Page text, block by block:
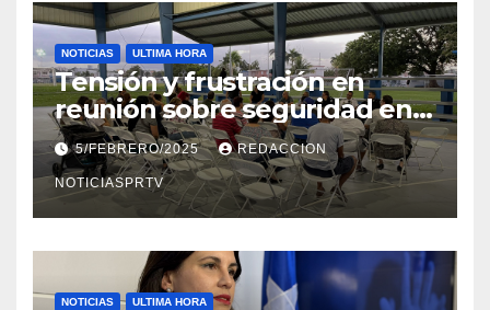
NOTICIAS ULTIMA HORA
Tensión y frustración en
reunión sobre seguridad en
Reparto Metropolitano
5/FEBRERO/2025 REDACCION
NOTICIASPRTV
NOTICIAS ULTIMA HORA